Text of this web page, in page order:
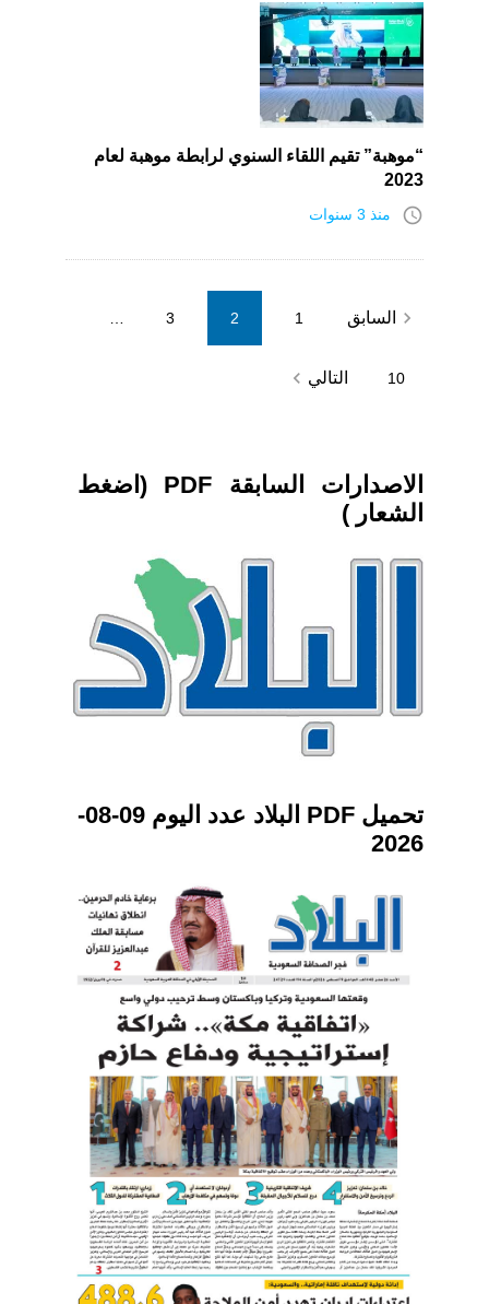
“موهبة” تقيم اللقاء السنوي لرابطة موهبة لعام
2023
access_time منذ 3 سنوات
Posts
paginationnavigate_before السابق 1
2
3
10 التالي navigate_next
الاصدارات السابقة PDF (اضغط
الشعار )
تحميل PDF البلاد عدد اليوم 09-08-
2026